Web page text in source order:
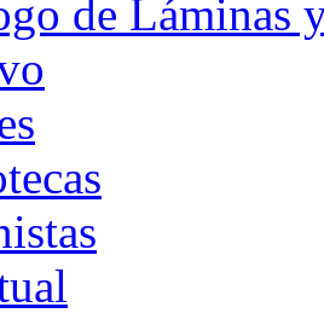
de Láminas